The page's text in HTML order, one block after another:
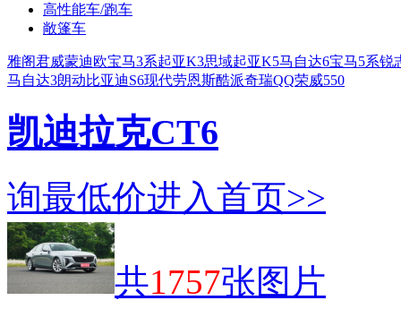
高性能车/跑车
敞篷车
雅阁君威蒙迪欧宝马3系起亚K3思域起亚K5马自达6宝马5系锐
马自达3朗动比亚迪S6现代劳恩斯酷派奇瑞QQ荣威550
凯迪拉克CT6
询最低价进入首页>>
共1757张图片